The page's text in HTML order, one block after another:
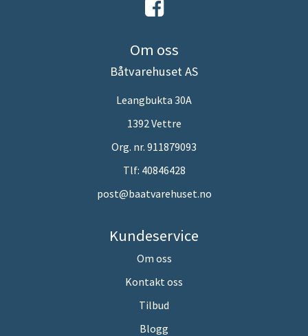
Om oss
Båtvarehuset AS
Leangbukta 30A
1392 Vettre
Org. nr. 911879093
Tlf: 40846428
post@baatvarehuset.no
Kundeservice
Om oss
Kontakt oss
Tilbud
Blogg